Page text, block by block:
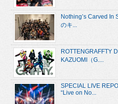
Nothing’s Carved In
のキ...
ROTTENGRAFFTY
KAZUOMI（G....
SPECIAL LIVE
“Live on No...